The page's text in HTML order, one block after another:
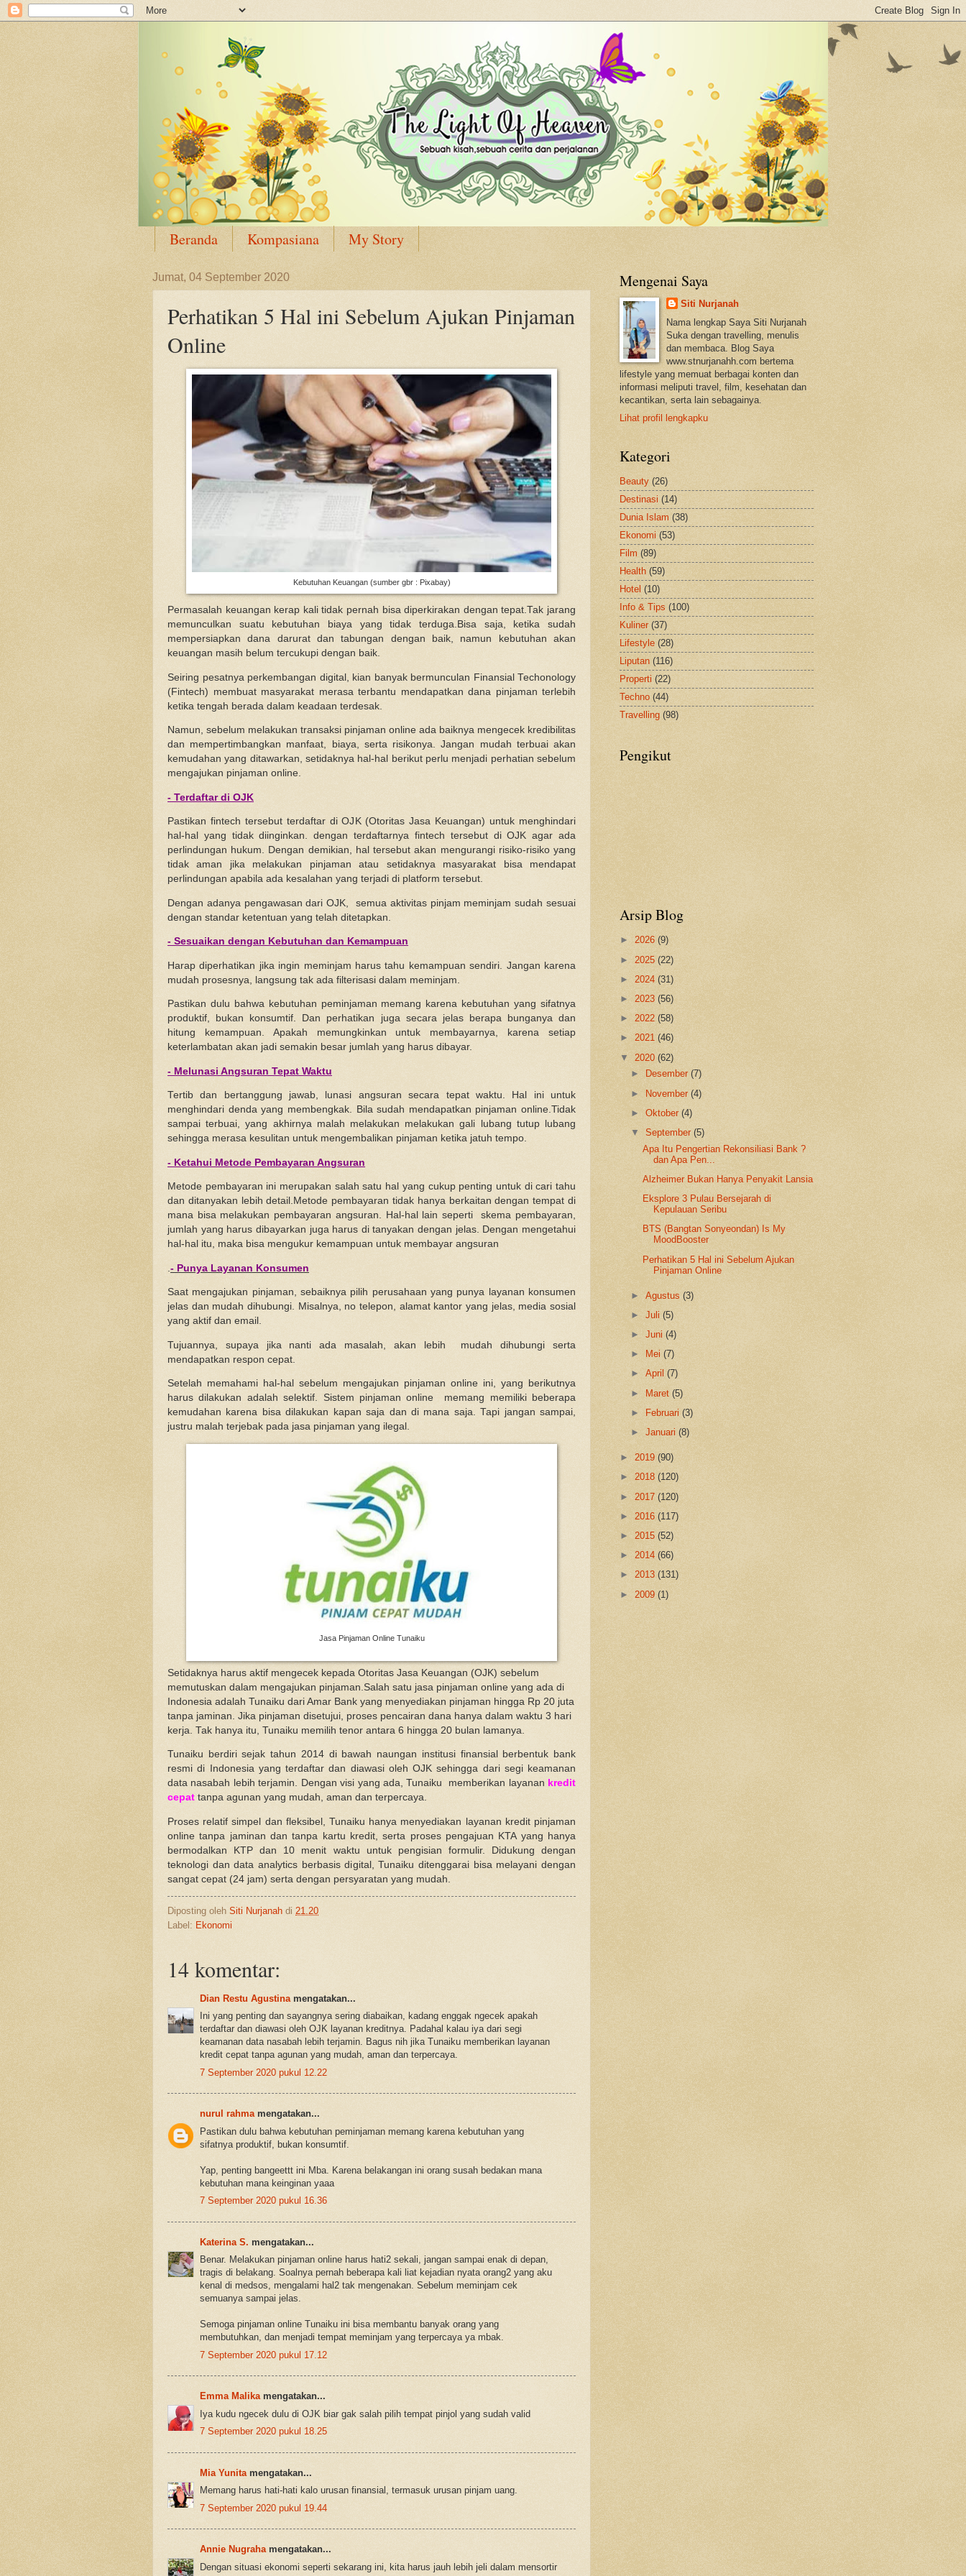
Beranda Kompasiana My Story
Jumat, 04 September 2020
Perhatikan 5 Hal ini Sebelum Ajukan Pinjaman
Online
Kebutuhan Keuangan (sumber gbr : Pixabay)
Permasalah keuangan kerap kali tidak pernah bisa diperkirakan dengan tepat.Tak jarang
memunculkan suatu kebutuhan biaya yang tidak terduga.Bisa saja, ketika sudah
mempersiapkan dana darurat dan tabungan dengan baik, namun kebutuhan akan
keuangan masih belum tercukupi dengan baik.
Seiring pesatnya perkembangan digital, kian banyak bermunculan Finansial Techonology
(Fintech) membuat masyarakat merasa terbantu mendapatkan dana pinjaman terlebih
ketika tengah berada dalam keadaan terdesak.
Namun, sebelum melakukan transaksi pinjaman online ada baiknya mengecek kredibilitas
dan mempertimbangkan manfaat, biaya, serta risikonya. Jangan mudah terbuai akan
kemudahan yang ditawarkan, setidaknya hal-hal berikut perlu menjadi perhatian sebelum
mengajukan pinjaman online.
- Terdaftar di OJK
Pastikan fintech tersebut terdaftar di OJK (Otoritas Jasa Keuangan) untuk menghindari
hal-hal yang tidak diinginkan. dengan terdaftarnya fintech tersebut di OJK agar ada
perlindungan hukum. Dengan demikian, hal tersebut akan mengurangi risiko-risiko yang
tidak aman jika melakukan pinjaman atau setidaknya masyarakat bisa mendapat
perlindungan apabila ada kesalahan yang terjadi di platform tersebut.
Dengan adanya pengawasan dari OJK, semua aktivitas pinjam meminjam sudah sesuai
dengan standar ketentuan yang telah ditetapkan.
- Sesuaikan dengan Kebutuhan dan Kemampuan
Harap diperhatikan jika ingin meminjam harus tahu kemampuan sendiri. Jangan karena
mudah prosesnya, langsung tak ada filterisasi dalam meminjam.
Pastikan dulu bahwa kebutuhan peminjaman memang karena kebutuhan yang sifatnya
produktif, bukan konsumtif. Dan perhatikan juga secara jelas berapa bunganya dan
hitung kemampuan. Apakah memungkinkan untuk membayarnya, karena setiap
keterlambatan akan jadi semakin besar jumlah yang harus dibayar.
- Melunasi Angsuran Tepat Waktu
Tertib dan bertanggung jawab, lunasi angsuran secara tepat waktu. Hal ini untuk
menghindari denda yang membengkak. Bila sudah mendapatkan pinjaman online.Tidak
sampai terbuai, yang akhirnya malah melakukan melakukan gali lubang tutup lubang
sehingga merasa kesulitan untuk mengembalikan pinjaman ketika jatuh tempo.
- Ketahui Metode Pembayaran Angsuran
Metode pembayaran ini merupakan salah satu hal yang cukup penting untuk di cari tahu
dan ditanyakan lebih detail.Metode pembayaran tidak hanya berkaitan dengan tempat di
mana bisa melakukan pembayaran angsuran. Hal-hal lain seperti skema pembayaran,
jumlah yang harus dibayarkan juga harus di tanyakan dengan jelas. Dengan mengetahui
hal-hal itu, maka bisa mengukur kemampuan untuk membayar angsuran
- Punya Layanan Konsumen
Saat mengajukan pinjaman, sebaiknya pilih perusahaan yang punya layanan konsumen
jelas dan mudah dihubungi. Misalnya, no telepon, alamat kantor yang jelas, media sosial
yang aktif dan email.
Tujuannya, supaya jika nanti ada masalah, akan lebih mudah dihubungi serta
mendapatkan respon cepat.
Setelah memahami hal-hal sebelum mengajukan pinjaman online ini, yang berikutnya
harus dilakukan adalah selektif. Sistem pinjaman online memang memiliki beberapa
kemudahan karena bisa dilakukan kapan saja dan di mana saja. Tapi jangan sampai,
justru malah terjebak pada jasa pinjaman yang ilegal.
Jasa Pinjaman Online Tunaiku
Setidaknya harus aktif mengecek kepada Otoritas Jasa Keuangan (OJK) sebelum
memutuskan dalam mengajukan pinjaman.Salah satu jasa pinjaman online yang ada di
Indonesia adalah Tunaiku dari Amar Bank yang menyediakan pinjaman hingga Rp 20 juta
tanpa jaminan. Jika pinjaman disetujui, proses pencairan dana hanya dalam waktu 3 hari
kerja. Tak hanya itu, Tunaiku memilih tenor antara 6 hingga 20 bulan lamanya.
Tunaiku berdiri sejak tahun 2014 di bawah naungan institusi finansial berbentuk bank
resmi di Indonesia yang terdaftar dan diawasi oleh OJK sehingga dari segi keamanan
data nasabah lebih terjamin. Dengan visi yang ada, Tunaiku memberikan layanan kredit
cepat tanpa agunan yang mudah, aman dan terpercaya.
Proses relatif simpel dan fleksibel, Tunaiku hanya menyediakan layanan kredit pinjaman
online tanpa jaminan dan tanpa kartu kredit, serta proses pengajuan KTA yang hanya
bermodalkan KTP dan 10 menit waktu untuk pengisian formulir. Didukung dengan
teknologi dan data analytics berbasis digital, Tunaiku ditenggarai bisa melayani dengan
sangat cepat (24 jam) serta dengan persyaratan yang mudah.
Diposting oleh Siti Nurjanah di 21.20
Label: Ekonomi
14 komentar:
Dian Restu Agustina mengatakan...
Ini yang penting dan sayangnya sering diabaikan, kadang enggak ngecek apakah
terdaftar dan diawasi oleh OJK layanan kreditnya. Padahal kalau iya dari segi
keamanan data nasabah lebih terjamin. Bagus nih jika Tunaiku memberikan layanan
kredit cepat tanpa agunan yang mudah, aman dan terpercaya.
7 September 2020 pukul 12.22
nurul rahmamengatakan...
Pastikan dulu bahwa kebutuhan peminjaman memang karena kebutuhan yang
sifatnya produktif, bukan konsumtif.
Yap, penting bangeettt ini Mba. Karena belakangan ini orang susah bedakan mana
kebutuhan mana keinginan yaaa
7 September 2020 pukul 16.36
Katerina S. mengatakan...
Benar. Melakukan pinjaman online harus hati2 sekali, jangan sampai enak di depan,
tragis di belakang. Soalnya pernah beberapa kali liat kejadian nyata orang2 yang aku
kenal di medsos, mengalami hal2 tak mengenakan. Sebelum meminjam cek
semuanya sampai jelas.
Semoga pinjaman online Tunaiku ini bisa membantu banyak orang yang
membutuhkan, dan menjadi tempat meminjam yang terpercaya ya mbak.
7 September 2020 pukul 17.12
Emma Malikamengatakan...
Iya kudu ngecek dulu di OJK biar gak salah pilih tempat pinjol yang sudah valid
7 September 2020 pukul 18.25
Mia Yunita mengatakan...
Memang harus hati-hati kalo urusan finansial, termasuk urusan pinjam uang.
7 September 2020 pukul 19.44
Annie Nugrahamengatakan...
Dengan situasi ekonomi seperti sekarang ini, kita harus jauh lebih jeli dalam mensortir
Mengenai Saya
Siti Nurjanah
Nama lengkap Saya Siti Nurjanah
Suka dengan travelling, menulis
dan membaca. Blog Saya
www.stnurjanahh.com bertema
lifestyle yang memuat berbagai konten dan
informasi meliputi travel, film, kesehatan dan
kecantikan, serta lain sebagainya.
Lihat profil lengkapku
Kategori
Beauty (26)
Destinasi (14)
Dunia Islam (38)
Ekonomi (53)
Film (89)
Health (59)
Hotel (10)
Info & Tips (100)
Kuliner (37)
Lifestyle (28)
Liputan (116)
Properti (22)
Techno (44)
Travelling (98)
Pengikut
Arsip Blog
► 2026 (9)
► 2025 (22)
► 2024 (31)
► 2023 (56)
► 2022 (58)
► 2021 (46)
▼ 2020 (62)
►
Desember(7)
► November(4)
►Oktober(4)
▼September(5)
Apa Itu Pengertian Rekonsiliasi Bank ?
dan Apa Pen...
Alzheimer Bukan Hanya Penyakit Lansia
Eksplore 3 Pulau Bersejarah di
Kepulauan Seribu
BTS (Bangtan Sonyeondan) Is My
MoodBooster
Perhatikan 5 Hal ini Sebelum Ajukan
Pinjaman Online
►Agustus(3)
►Juli(5)
►Juni(4)
►
Mei(7)
►April(7)
► Maret(5)
►
Februari(3)
►Januari(8)
► 2019 (90)
► 2018 (120)
► 2017 (120)
► 2016 (117)
► 2015 (52)
► 2014 (66)
► 2013 (131)
► 2009 (1)